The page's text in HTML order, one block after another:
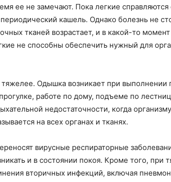
ее не замечают. Пока легкие справляются
кашель. Однако болезнь не
тканей возрастает, и в какой-то момент
не способны обеспечить нужный для
Одышка возникает при выполнении
работе по дому, подъеме по
недостаточности, когда
на всех органах и тканях.
вирусные респираторные
и в состоянии покоя. Кроме того, при
вторичных инфекций, включая